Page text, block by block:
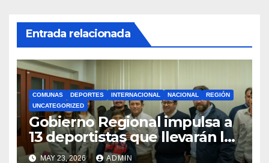
Entrada relacionada
COMUNAS DEPORTES INTERNACIONAL NACIONAL
REGIÓN
UNCATEGORIZED
Gobierno Regional impulsa a
13 deportistas que llevarán la
bandera maulina a
MAY 23, 2026 ADMIN